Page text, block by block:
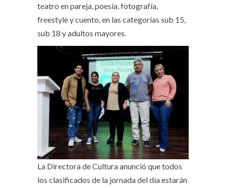
teatro en pareja, poesía, fotografía,
freestyle y cuento, en las categorías sub 15,
sub 18 y adultos mayores.
La Directora de Cultura anunció que todos
los clasificados de la jornada del día estarán